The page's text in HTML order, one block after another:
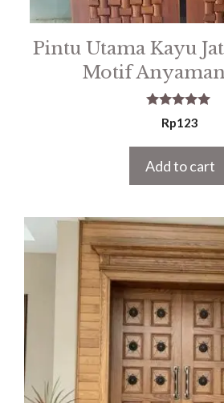
Pintu Utama Kayu
Motif
5.00
out of 5
Rp123
Add to cart